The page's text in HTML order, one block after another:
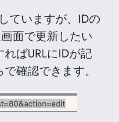
ていますが、IDの
面で更新したい
ばURLにIDが記
確認できます。